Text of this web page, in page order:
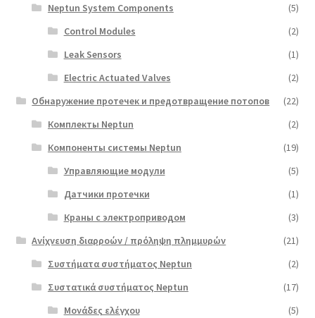
Neptun System Components
(5)
Control Modules
(2)
Leak Sensors
(1)
Electric Actuated Valves
(2)
Обнаружение протечек и предотвращение потопов
(22)
Комплекты Neptun
(2)
Компоненты системы Neptun
(19)
Управляющие модули
(5)
Датчики протечки
(1)
Краны с электроприводом
(3)
Ανίχνευση διαρροών / πρόληψη πλημμυρών
(21)
Συστήματα συστήματος Neptun
(2)
Συστατικά συστήματος Neptun
(17)
Μονάδες ελέγχου
(5)